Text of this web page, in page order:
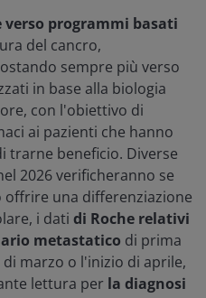
verso programmi basati
del cancro,
sempre più verso
in base alla biologia
con l'obiettivo di
ai pazienti che hanno
trarne beneficio. Diverse
2026 verificheranno se
una differenziazione
i dati di Roche relativi
metastatico di prima
marzo o l'inizio di aprile,
lettura per la diagnosi